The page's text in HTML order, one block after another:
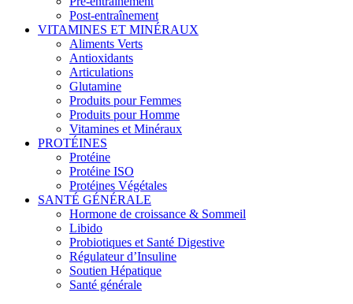
Post-entraînement
VITAMINES ET MINÉRAUX
Aliments Verts
Antioxidants
Articulations
Glutamine
Produits pour Femmes
Produits pour Homme
Vitamines et Minéraux
PROTÉINES
Protéine
Protéine ISO
Protéines Végétales
SANTÉ GÉNÉRALE
Hormone de croissance & Sommeil
Libido
Probiotiques et Santé Digestive
Régulateur d’Insuline
Soutien Hépatique
Santé générale